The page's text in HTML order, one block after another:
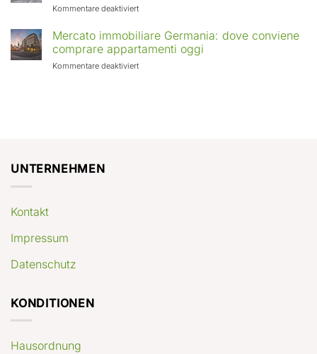
Europa:
in
crescita
rendimenti
Kommentare deaktiviertfür
casa
a
Berlino
con
Mercato immobiliare Germania: dove conviene
comprare appartamenti oggi
Kommentare deaktiviertfür
UNTERNEHMEN
Kontakt
Impressum
Datenschutz
KONDITIONEN
Hausordnung